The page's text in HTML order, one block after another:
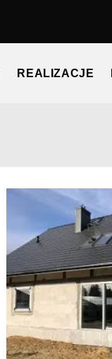
REALIZACJE